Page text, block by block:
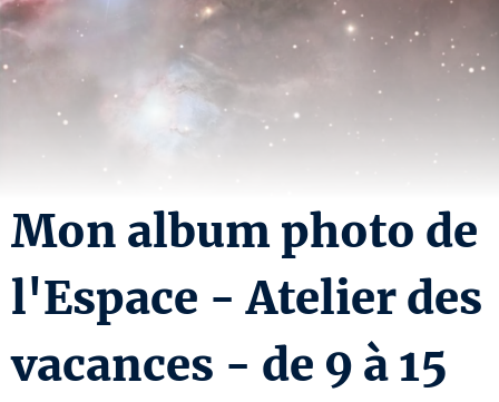
Mon album photo de
l'Espace - Atelier des
vacances - de 9 à 15